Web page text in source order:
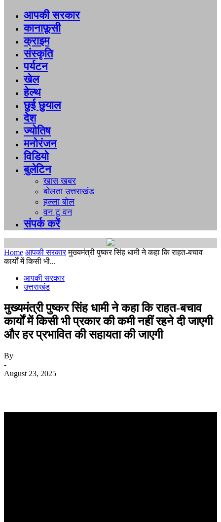
आपकी सरकार
कानाफ़ूसी
क्राइम
संस्कृति
पर्यटन
खेल
हेल्थ
छुई छुयाल
देश
ज्योतिष
मनोरंजन
विडियो
बुलेटिन
खास खबर
बोलता उत्तराखंड
हल्ला बोल
वन टू वन
संपर्क करें
Home आपकी सरकार मुख्यमंत्री पुष्कर सिंह धामी ने कहा कि राहत-बचाव
कार्यों में किसी भी...
आपकी सरकार
उत्तराखंड
मुख्यमंत्री पुष्कर सिंह धामी ने कहा कि राहत-बचाव
कार्यों में किसी भी प्रकार की कमी नहीं रहने दी जाएगी
और हर प्रभावित की सहायता की जाएगी
By
-
August 23, 2025